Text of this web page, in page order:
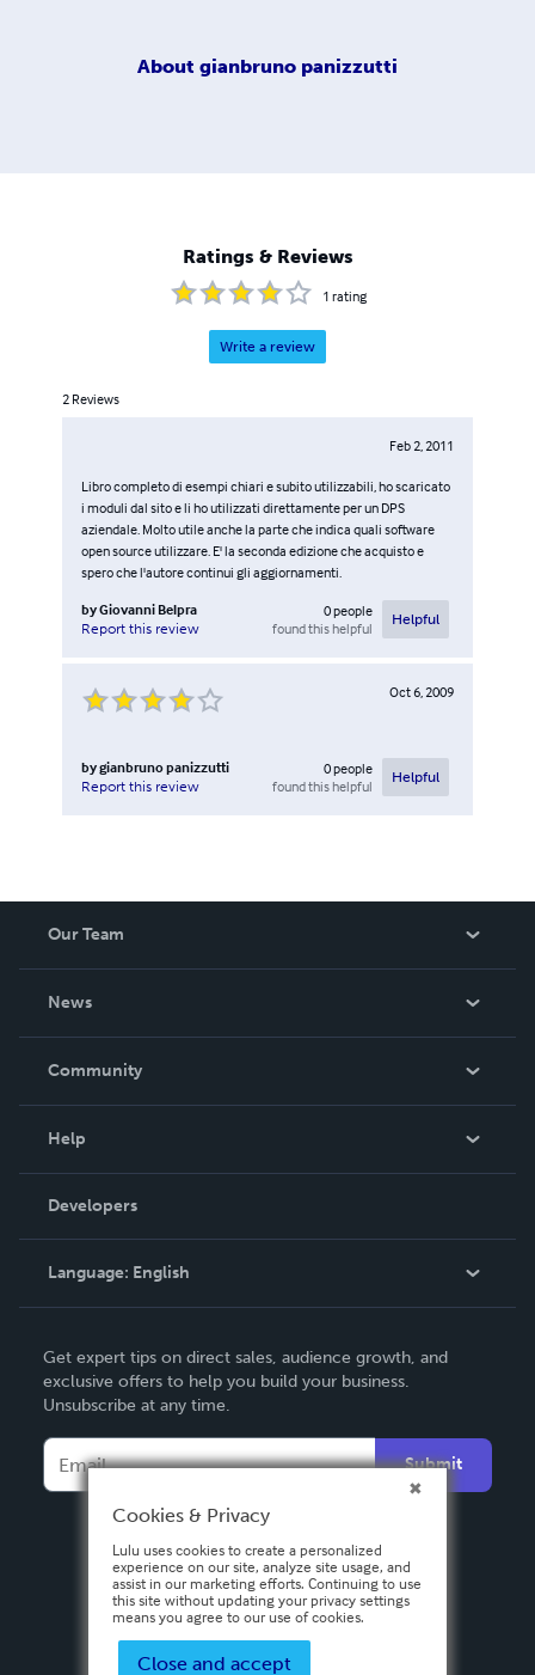
About gianbruno panizzutti
Ratings & Reviews
1 rating
Write a review
2 Reviews
Feb 2, 2011
Libro completo di esempi chiari e subito utilizzabili, ho scaricato
i moduli dal sito e li ho utilizzati direttamente per un DPS
aziendale. Molto utile anche la parte che indica quali software
open source utilizzare. E' la seconda edizione che acquisto e
spero che l'autore continui gli aggiornamenti.
byGiovanni Belpra
Report this review
0people
found this helpful
Helpful
Oct 6, 2009
bygianbruno panizzutti
Report this review
0people
found this helpful
Helpful
Our Team
News
In The News
Community
Podcast
Help
Order Lookup
Knowledge Base
Contact Support
Developers
Language: English
Deutsch
Français
Español
Get expert tips on direct sales, audience growth, and
exclusive offers to help you build your business.
Unsubscribe at any time.
Submit
Cookies & Privacy
Lulu uses cookies to create a personalized
experience on our site, analyze site usage, and
assist in our marketing efforts. Continuing to use
this site without updating your privacy settings
means you agree to our use of cookies.
Close and accept